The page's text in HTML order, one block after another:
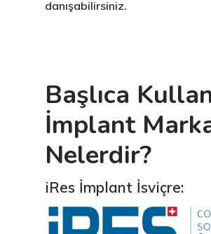
danışabilirsiniz.
Başlıca
İmplant
Nelerdir?
iRes İmplant İsviçre: